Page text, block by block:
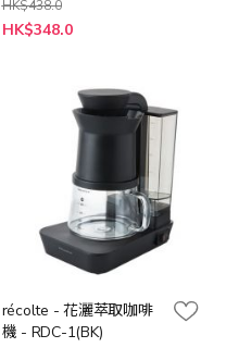
HK$438.0
特
殊
HK$348.0
récolte - 花灑萃取咖啡
機 - RDC-1(BK)